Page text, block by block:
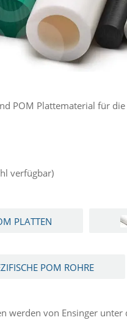
POM Plattematerial für
verfügbar)
PLATTEN
POM ROHRE
von Ensinger unter